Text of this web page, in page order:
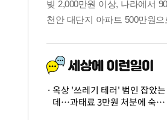
옥상 '쓰레기 테러' 범인 잡았는
데…과태료 3만원 처분에 숙박업